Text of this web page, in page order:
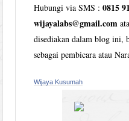
Hubungi via SMS :0815
wijayalabs@gmail.com
disediakan dalam blog ini,
sebagai pembicara atau
Wijaya Kusumah